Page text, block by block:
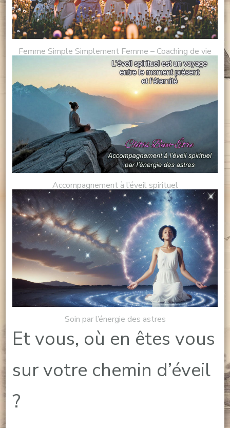
Femme Simple Simplement Femme – Coaching de vie
Accompagnement à l’éveil spirituel
Soin par l’énergie des astres
Et vous, où en êtes vous
sur votre chemin d’éveil
?